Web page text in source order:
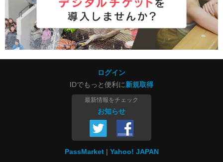
ログイン
IDでもっと便利に新規取得
最新情報をチェック
お知らせ
PassMarket Yahoo! JAPAN